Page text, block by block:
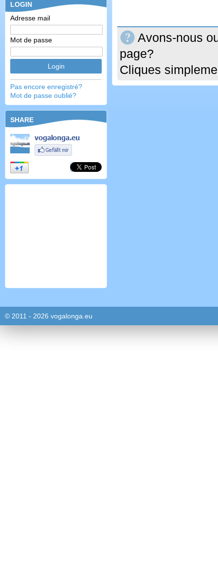
LOGIN
Adresse mail
Mot de passe
Pas encore enregistré?
Mot de passe oublié?
SHARE
Avons-nous
page?
Cliques
© 2011 - 2026 vogalonga.eu